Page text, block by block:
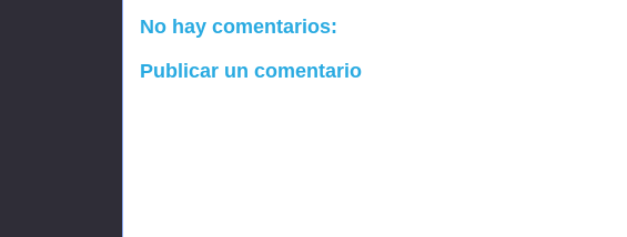
No hay comentarios:
Publicar un comentario